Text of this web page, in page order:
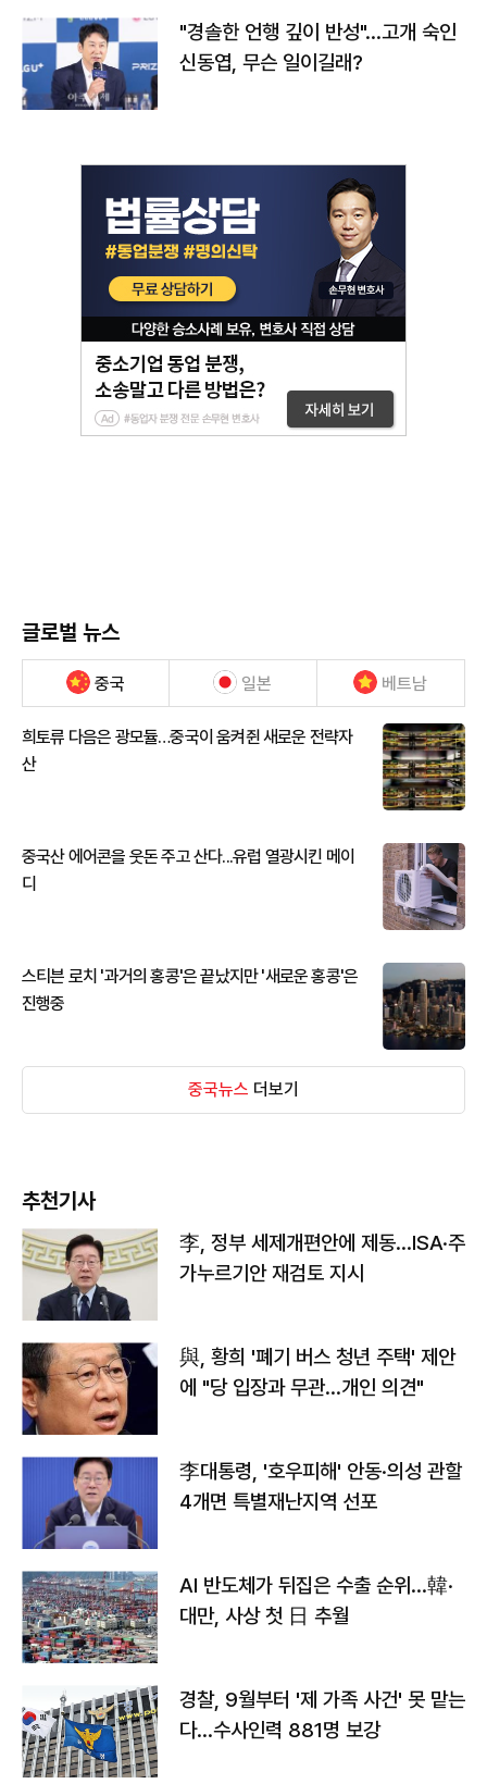
"경솔한 언행 깊이 반성"…고개 숙인
신동엽, 무슨 일이길래?
글로벌 뉴스
중국 일본 베트남
희토류 다음은 광모듈…중국이 움켜쥔 새로운 전략자
산
중국산 에어콘을 웃돈 주고 산다...유럽 열광시킨 메이
디
스티븐 로치 '과거의 홍콩'은 끝났지만 '새로운 홍콩'은
진행중
중국뉴스 더보기
추천기사
李, 정부 세제개편안에 제동…ISA·주
가누르기안 재검토 지시
與, 황희 '폐기 버스 청년 주택' 제안
에 "당 입장과 무관…개인 의견"
李대통령, '호우피해' 안동·의성 관할
4개면 특별재난지역 선포
AI 반도체가 뒤집은 수출 순위…韓·
대만, 사상 첫 日 추월
경찰, 9월부터 '제 가족 사건' 못 맡는
다…수사인력 881명 보강